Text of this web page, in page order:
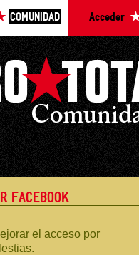
COMUNIDAD Acceder
FACEBOOK
el acceso por